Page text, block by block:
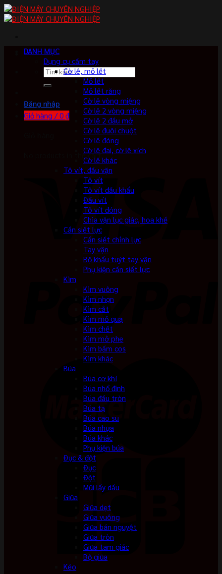
Skip
to
Tìm
kiếm:
Đăng nhập
Giỏ hàng /0 ₫
No products in the cart.
DANH MỤC
Dụng cụ cầm tay
Cờ lê, mỏ lết
Mỏ lết
Mỏ lết răng
Cờ lê vòng miệng
Cờ lê 2 vòng miệng
Cờ lê 2 đầu mở
Cờ lê đuôi chuột
Cờ lê đóng
Cờ lê đai, cờ lê xích
Cờ lê khác
Tô vít, đầu vặn
Tô vít
Tô vít đầu khẩu
Đầu vít
Tô vít đóng
Chìa vặn lục giác, hoa khế
Cần siết lực
Cần siết chỉnh lực
Tay vặn
Bộ khẩu tuýt tay vặn
Phụ kiện cần siết lực
Kìm
Kìm vuông
Kìm nhọn
Kìm cắt
Kìm mỏ quạ
Kìm chết
Kìm mở phe
Kìm bấm cos
Kìm khác
Búa
Búa cơ khí
Búa nhổ đinh
Búa đầu tròn
Búa tạ
Búa cao su
Búa nhựa
Búa khác
Phụ kiện búa
Đục & đột
Đục
Đột
Mũi lấy dấu
Giũa
Giũa dẹt
Giũa vuông
Giũa bán nguyệt
Giũa tròn
Giũa tam giác
Bộ giũa
Kéo